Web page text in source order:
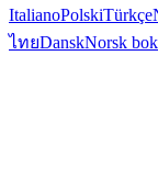
ItalianoPolskiTürkçe
ไทยDanskNorsk